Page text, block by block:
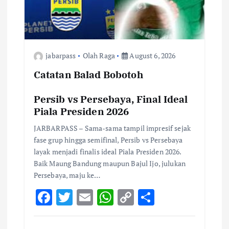
jabarpass Olah Raga August 6, 2026
Catatan Balad Bobotoh
Persib vs Persebaya, Final Ideal
Piala Presiden 2026
JARBARPASS – Sama-sama tampil impresif sejak
fase grup hingga semifinal, Persib vs Persebaya
layak menjadi finalis ideal Piala Presiden 2026.
Baik Maung Bandung maupun Bajul Ijo, julukan
Persebaya, maju ke…
F
ac
T
w
E
m
W
h
C
o
S
h